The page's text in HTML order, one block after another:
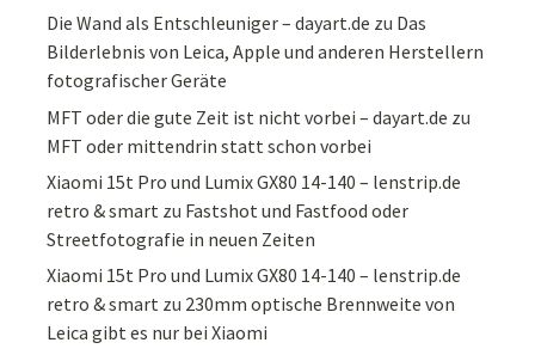
Die Wand als Entschleuniger – dayart.de zu Das
Bilderlebnis von Leica, Apple und anderen Herstellern
fotografischer Geräte
MFT oder die gute Zeit ist nicht vorbei – dayart.de zu
MFT oder mittendrin statt schon vorbei
Xiaomi 15t Pro und Lumix GX80 14-140 – lenstrip.de
retro & smart zu Fastshot und Fastfood oder
Streetfotografie in neuen Zeiten
Xiaomi 15t Pro und Lumix GX80 14-140 – lenstrip.de
retro & smart zu 230mm optische Brennweite von
Leica gibt es nur bei Xiaomi